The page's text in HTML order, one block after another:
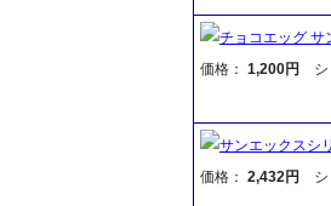
チョコエッグ サ
価格： 1,200円 シ
サンエックスシ
価格： 2,432円 シ